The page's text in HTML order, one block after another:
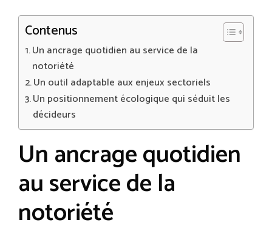
Contenus
Un ancrage quotidien au service de la
notoriété
Un outil adaptable aux enjeux sectoriels
Un positionnement écologique qui séduit les
décideurs
Un ancrage quotidien
au service de la
notoriété